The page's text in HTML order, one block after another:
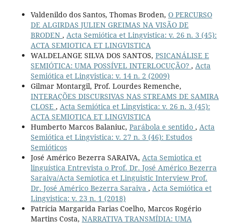
Valdenildo dos Santos, Thomas Broden, O PERCURSO
DE ALGIRDAS JULIEN GREIMAS NA VISÃO DE
BRODEN , Acta Semiótica et Lingvistica: v. 26 n. 3 (45):
ACTA SEMIOTICA ET LINGVISTICA
WALDELANGE SILVA DOS SANTOS, PSICANÁLISE E
SEMIÓTICA: UMA POSSÍVEL INTERLOCUÇÃO? , Acta
Semiótica et Lingvistica: v. 14 n. 2 (2009)
Gilmar Montargil, Prof. Lourdes Remenche,
INTERAÇÕES DISCURSIVAS NAS STREAMS DE SAMIRA
CLOSE , Acta Semiótica et Lingvistica: v. 26 n. 3 (45):
ACTA SEMIOTICA ET LINGVISTICA
Humberto Marcos Balaniuc, Parábola e sentido , Acta
Semiótica et Lingvistica: v. 27 n. 3 (46): Estudos
Semióticos
José Américo Bezerra SARAIVA, Acta Semiotica et
linguística Entrevista o Prof. Dr. José Américo Bezerra
Saraiva/Acta Semiotica et Linguistic Interview Prof.
Dr. José Américo Bezerra Saraiva , Acta Semiótica et
Lingvistica: v. 23 n. 1 (2018)
Patrícia Margarida Farias Coelho, Marcos Rogério
Martins Costa, NARRATIVA TRANSMÍDIA: UMA